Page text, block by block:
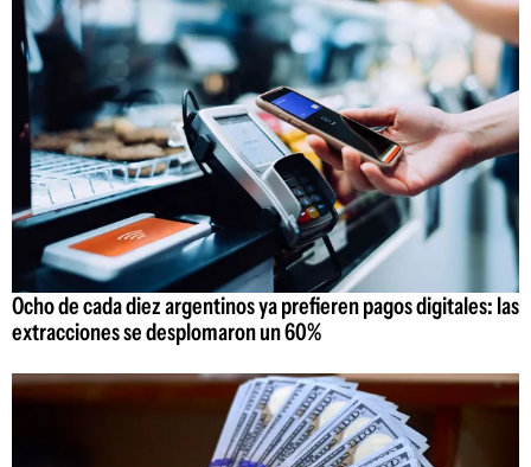
Ocho de cada diez argentinos ya prefieren pagos digitales: las
extracciones se desplomaron un 60%